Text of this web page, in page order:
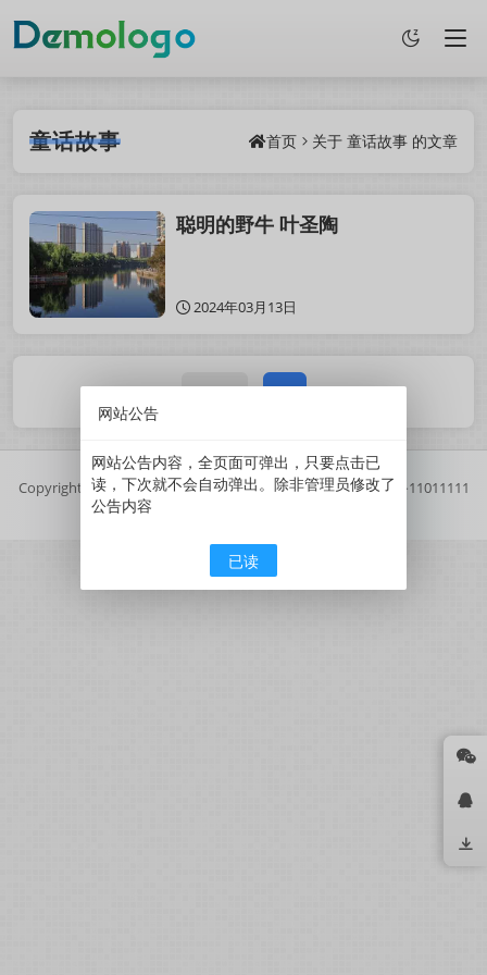
童话故事 首页 关于 童话故事 的文章
聪明的野牛 叶圣陶
2024年03月13日
1 / 1 1
Copyright 2025鲜果博客.基于Z-BlogPHP搭建.// 京ICP备11011111
号
网站公告
网站公告内容，全页面可弹出，只要点击已
读，下次就不会自动弹出。除非管理员修改了
公告内容
已读